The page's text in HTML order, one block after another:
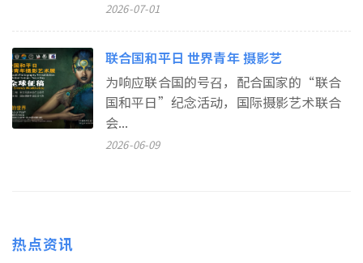
2026-07-01
联合国和平日 世界青年 摄影艺
为响应联合国的号召，配合国家的“联合
国和平日”纪念活动，国际摄影艺术联合
会...
2026-06-09
热点资讯